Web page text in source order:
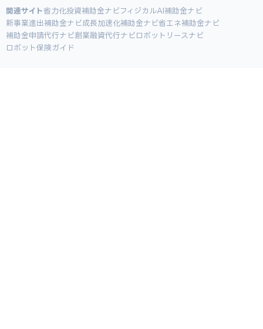
関連サイト省力化投資補助金ナビ フィジカルAI補助金ナビ
新事業進出補助金ナビ成長加速化補助金ナビ省エネ補助金ナビ
補助金申請代行ナビ創業融資代行ナビ ロボットリースナビ
ロボット保険ガイド